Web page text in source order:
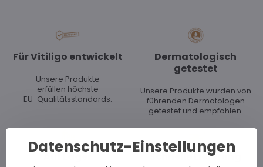
Für Vitiligo entwickelt
Unsere Produkte
erfüllen höchste
EU-Qualitätsstandards.
Dermatologisch
getestet
Unsere Produkte wurden von
führenden Dermatologen
getestet und empfohlen.
Schnelle Lieferung
Datenschutz-Einstellungen